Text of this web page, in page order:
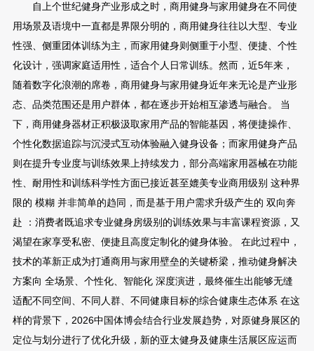
自上个世纪健身产业形成之时，商用健身与家用健身在不同使
用场景及语境中一直都是界限分明的，商用健身往往以大型、专业
性强、侧重团体训练为主，而家用健身则侧重于小型、便捷、个性
化设计，强调家庭适用性，适合个人日常训练。然而，近5年来，
随着数字化浪潮的席卷，商用健身与家用健身近年来无论是产业形
态、品类范围还是用户群体，都在逐步开始相互渗透与融合。 当
下，商用健身器材正积极汲取家用产品的智能基因，将便捷操作、
个性化数据追踪与沉浸式互动体验融入健身设备；而家用健身产品
则在提升专业度与训练效果上持续发力，部分高端家用器械在功能
性、耐用性和训练科学性方面已接近甚至媲美专业商用级别 这种界
限的 模糊 并非简单的趋同，而是基于用户需求升级产生的 双向奔
赴 ：消费者既追求专业健身房级别的训练效果与丰富课程资源，又
渴望在家享受私密、便捷且高度定制化的健身体验。 在此过程中，
技术的革新正成为打通商用与家用壁垒的关键桥梁，推动健身解决
方案向 全场景、个性化、智能化 深度演进，最终催生出能够无缝
适配不同空间、不同人群、不同健康目标的综合健康生态体系 在这
样的背景下，2026中国体博会结合行业发展趋势，对原健身展区的
定位与划分进行了优化升级，新的亚太健身及健康生活展区应运而